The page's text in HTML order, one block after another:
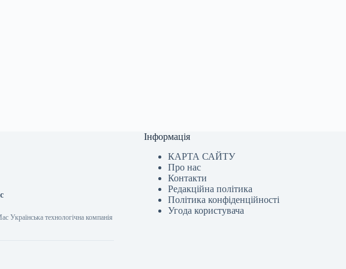
Українська технологічна компанія
Інформація
КАРТА САЙТУ
Про нас
Контакти
Редакційна політика
Політика конфіденційності
Угода користувача